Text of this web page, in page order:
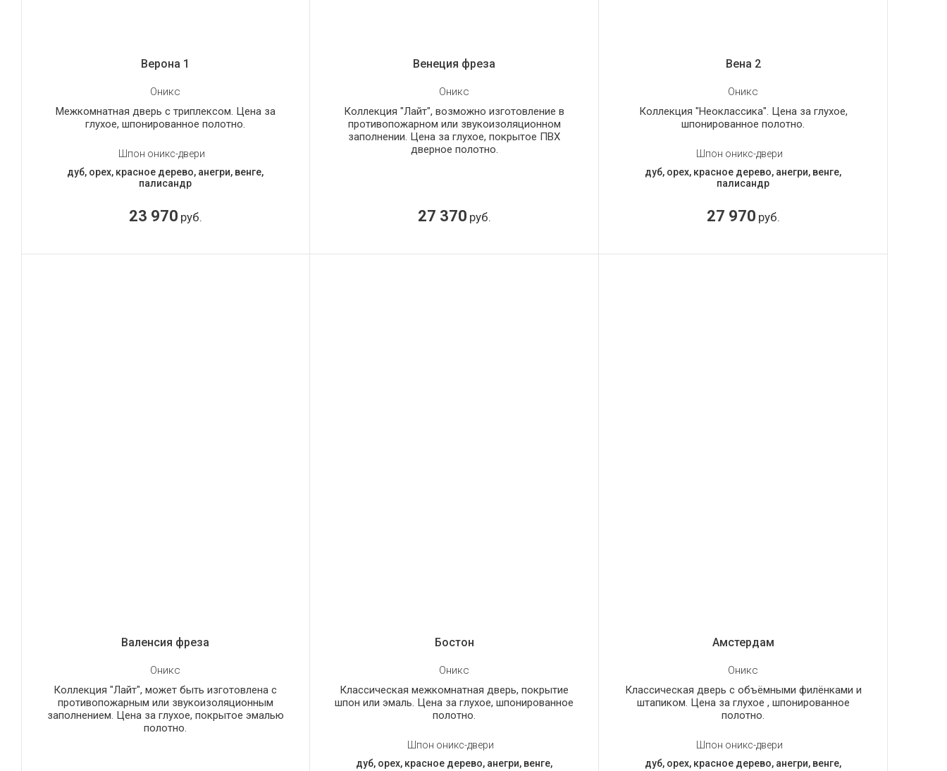
Верона 1
Оникс
Межкомнатная дверь с триплексом. Цена за
глухое, шпонированное полотно.
Шпон оникс-двери
дуб, орех, красное дерево, анегри, венге,
палисандр
23 970 руб.
Венеция фреза
Оникс
Коллекция "Лайт", возможно изготовление в
противопожарном или звукоизоляционном
заполнении. Цена за глухое, покрытое ПВХ
дверное полотно.
27 370 руб.
Вена 2
Оникс
Коллекция "Неоклассика". Цена за глухое,
шпонированное полотно.
Шпон оникс-двери
дуб, орех, красное дерево, анегри, венге,
палисандр
27 970 руб.
Валенсия фреза
Оникс
Коллекция "Лайт", может быть изготовлена с
противопожарным или звукоизоляционным
заполнением. Цена за глухое, покрытое эмалью
полотно.
Бостон
Оникс
Классическая межкомнатная дверь, покрытие
шпон или эмаль. Цена за глухое, шпонированное
полотно.
Шпон оникс-двери
дуб, орех, красное дерево, анегри, венге,
Амстердам
Оникс
Классическая дверь с объёмными филёнками и
штапиком. Цена за глухое , шпонированное
полотно.
Шпон оникс-двери
дуб, орех, красное дерево, анегри, венге,